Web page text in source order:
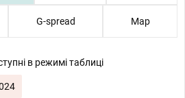
G-spread Map
в режимі таблиці